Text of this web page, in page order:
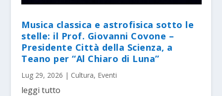
Musica classica e astrofisica sotto le
stelle: il Prof. Giovanni Covone –
Presidente Città della Scienza, a
Teano per “Al Chiaro di Luna”
Lug 29, 2026 | Cultura, Eventi
leggi tutto